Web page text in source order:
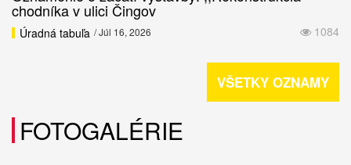
chodníka v ulici Čingov
1084
Úradná tabuľa / Júl 16, 2026
VŠETKY OZNAMY
FOTOGALÉRIE